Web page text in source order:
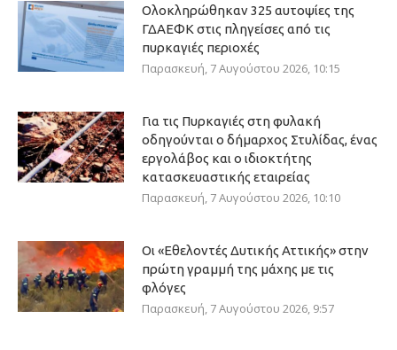
Ολοκληρώθηκαν 325 αυτοψίες της
ΓΔΑΕΦΚ στις πληγείσες από τις
πυρκαγιές περιοχές
Παρασκευή, 7 Αυγούστου 2026, 10:15
Για τις Πυρκαγιές στη φυλακή
οδηγούνται ο δήμαρχος Στυλίδας, ένας
εργολάβος και ο ιδιοκτήτης
κατασκευαστικής εταιρείας
Παρασκευή, 7 Αυγούστου 2026, 10:10
Οι «Εθελοντές Δυτικής Αττικής» στην
πρώτη γραμμή της μάχης με τις
φλόγες
Παρασκευή, 7 Αυγούστου 2026, 9:57